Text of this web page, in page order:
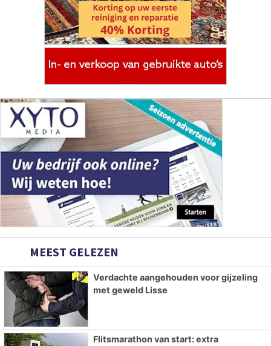
MEEST GELEZEN
Verdachte aangehouden voor gijzeling
met geweld Lisse
Flitsmarathon van start: extra